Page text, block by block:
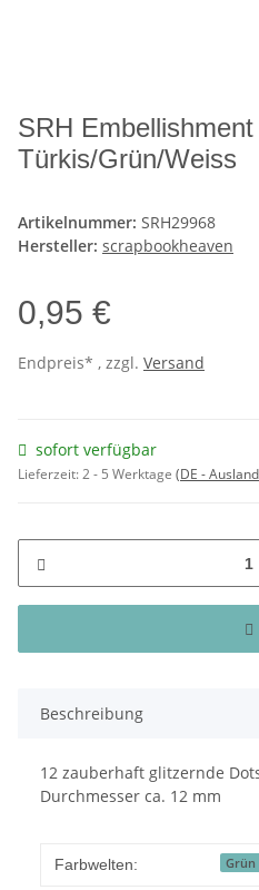
SRH
Türkis/Grün/Weiss
Artikelnummer: SRH29968
Hersteller: scrapbookheaven
0,95 €
Endpreis* , zzgl. Versand
sofort verfügbar
Lieferzeit:2 - 5 Werktage (DE -
Beschreibung
12 zauberhaft glitzernde
Durchmesser ca. 12 mm
Farbwelten: Grün